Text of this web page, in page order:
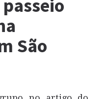
São